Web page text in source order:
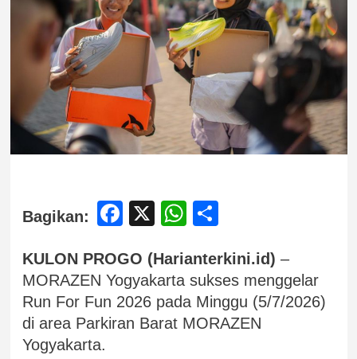
Bagikan: Facebook
X WhatsApp
Share
KULON PROGO (Harianterkini.id) –
MORAZEN Yogyakarta sukses menggelar
Run For Fun 2026 pada Minggu (5/7/2026)
di area Parkiran Barat MORAZEN
Yogyakarta.